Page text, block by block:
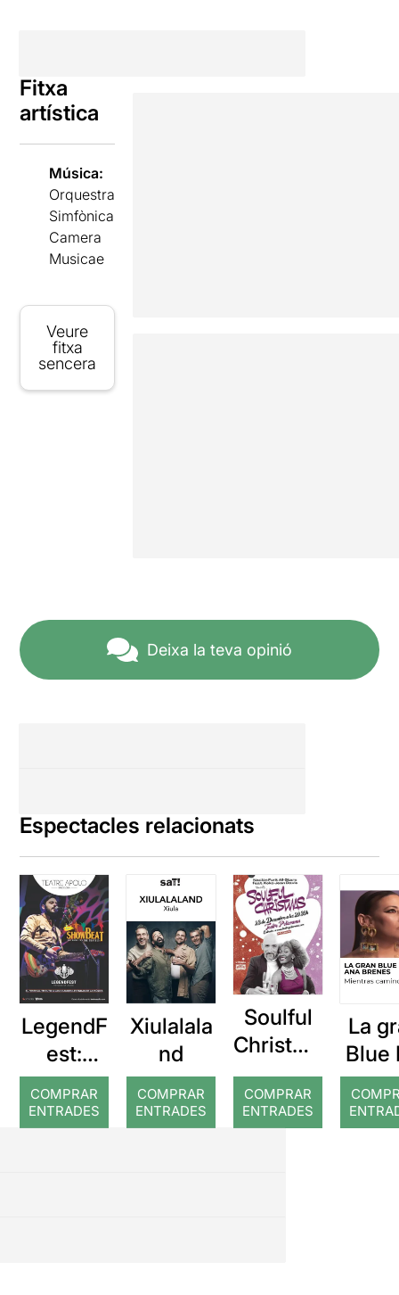
Fitxa
artística
Música:
Orquestra
Simfònica
Camera
Musicae
Veure
fitxa
sencera
Deixa la teva opinió
Espectacles relacionats
LegendF
est:
Showbe
at. Una
nit amb
COMPRAR
ENTRADES
Xiulalala
nd
COMPRAR
ENTRADES
Soulful
Christma
s
COMPRAR
ENTRADES
La
Blue
de